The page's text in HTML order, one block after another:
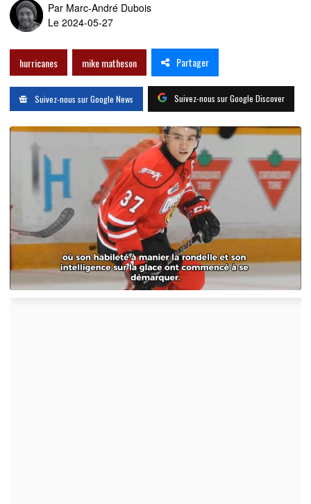
Par Marc-André Dubois
Le 2024-05-27
hurricanes mike matheson Partager
Suivez-nous sur Google News Suivez-nous sur Google Discover